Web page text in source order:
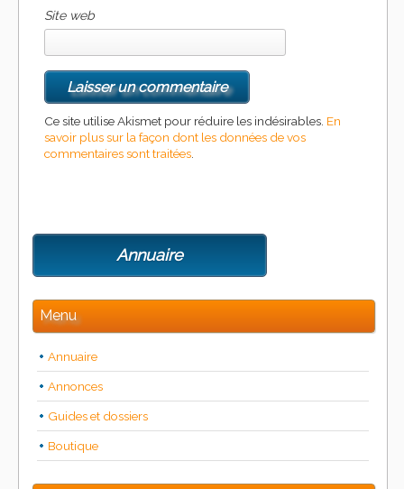
Site web
Ce site utilise Akismet pour réduire les indésirables. En
savoir plus sur la façon dont les données de vos
commentaires sont traitées
Annuaire
Menu
Annuaire
Annonces
Guides et dossiers
Boutique